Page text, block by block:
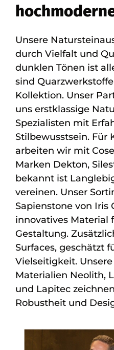
Unsere
durch Vielfalt und
dunklen Tönen ist
sind
Kollektion. Unser
uns erstklassige
Spezialisten mit
Stilbewusstsein. Für
arbeiten wir mit
Marken Dekton,
bekannt ist
vereinen. Unser
Sapienstone von Iris
innovatives Material
Gestaltung.
Surfaces, geschätzt
Vielseitigkeit.
Materialien Neolith,
und Lapitec
Robustheit und